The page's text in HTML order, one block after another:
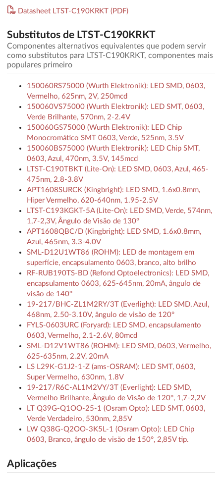
Datasheet LTST-C190KRKT (PDF)
Substitutos de LTST-C190KRKT
Componentes alternativos equivalentes que podem servir
como substitutos para LTST-C190KRKT, componentes mais
populares primeiro
150060RS75000 (Wurth Elektronik): LED SMD, 0603,
Vermelho, 625nm, 2V, 250mcd
150060VS75000 (Wurth Elektronik): LED SMT, 0603,
Verde Brilhante, 570nm, 2-2.4V
150060GS75000 (Wurth Elektronik): LED Chip
Monocromático SMT 0603, Verde, 525nm, 3.5V
150060BS75000 (Wurth Elektronik): LED Chip SMT,
0603, Azul, 470nm, 3.5V, 145mcd
LTST-C190TBKT (Lite-On): LED SMD, 0603, Azul, 465-
475nm, 2.8-3.8V
APT1608SURCK (Kingbright): LED SMD, 1.6x0.8mm,
Hiper Vermelho, 620-640nm, 1.95-2.5V
LTST-C193KGKT-5A (Lite-On): LED SMD, Verde, 574nm,
1,7-2,3V, Ângulo de Visão de 130°
APT1608QBC/D (Kingbright): LED SMD, 1.6x0.8mm,
Azul, 465nm, 3.3-4.0V
SML-D12U1WT86 (ROHM): LED de montagem em
superfície, encapsulamento 0603, branco, alto brilho
RF-RUB190TS-BD (Refond Optoelectronics): LED SMD,
encapsulamento 0603, 625-645nm, 20mA, ângulo de
visão de 140°
19-217/BHC-ZL1M2RY/3T (Everlight): LED SMD, Azul,
468nm, 2.50-3.10V, ângulo de visão de 120°
FYLS-0603URC (Foryard): LED SMD, encapsulamento
0603, Vermelho, 2.1-2.6V, 80mcd
SML-D12V1WT86 (ROHM): LED SMD, 0603, Vermelho,
625-635nm, 2.2V, 20mA
LS L29K-G1J2-1-Z (ams-OSRAM): LED SMT, 0603,
Super Vermelho, 630nm, 1.8V
19-217/R6C-AL1M2VY/3T (Everlight): LED SMD,
Vermelho Brilhante, Ângulo de Visão de 120°, 1,7-2,2V
LT Q39G-Q1OO-25-1 (Osram Opto): LED SMT, 0603,
Verde Verdadeiro, 530nm, 2,85V
LW Q38G-Q2OO-3K5L-1 (Osram Opto): LED Chip
0603, Branco, ângulo de visão de 150°, 2,85V tip.
Aplicações